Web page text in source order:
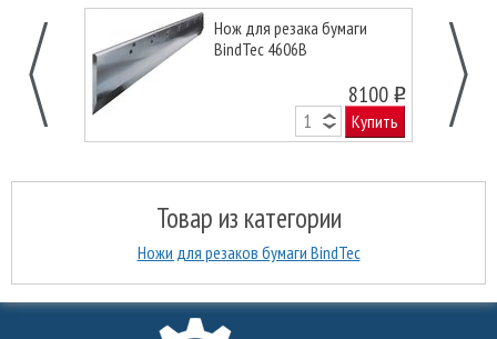
Нож для резака бумаги
BindTec 4606B
8100 o
Купить
Товар из категории
Ножи для резаков бумаги BindTec